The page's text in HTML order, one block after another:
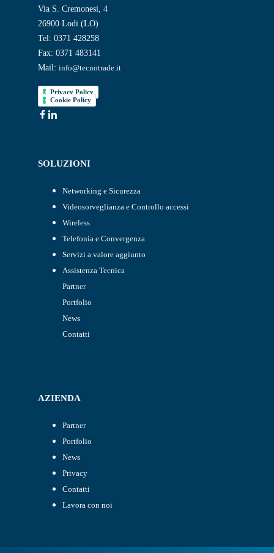
Via S. Cremonesi, 4
26900 Lodi (LO)
Tel: 0371 428258
Fax: 0371 483141
Mail: info@tecnotrade.it
Privacy Policy
Cookie Policy
SOLUZIONI
Networking e Sicurezza
Videosorveglianza e Controllo accessi
Wireless
Telefonia e Convergenza
Servizi a valore aggiunto
Assistenza Tecnica
Partner
Portfolio
News
Contatti
AZIENDA
Partner
Portfolio
News
Privacy
Contatti
Lavora con noi